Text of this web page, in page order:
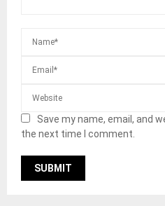
Save my name, email, and
the next time I comment.